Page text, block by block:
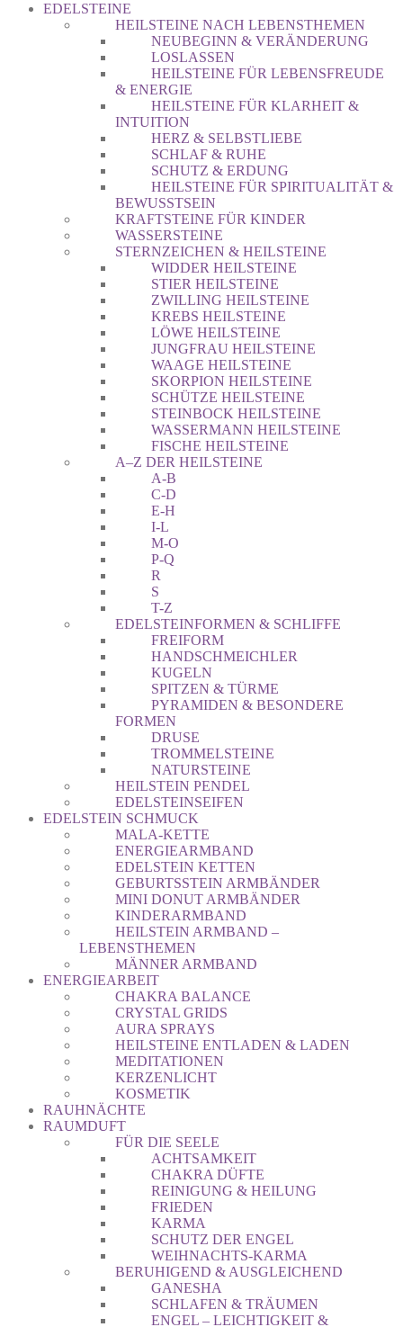
EDELSTEINE
HEILSTEINE NACH LEBENSTHEMEN
NEUBEGINN & VERÄNDERUNG
LOSLASSEN
HEILSTEINE FÜR LEBENSFREUDE
& ENERGIE
HEILSTEINE FÜR KLARHEIT &
INTUITION
HERZ & SELBSTLIEBE
SCHLAF & RUHE
SCHUTZ & ERDUNG
HEILSTEINE FÜR SPIRITUALITÄT &
BEWUSSTSEIN
KRAFTSTEINE FÜR KINDER
WASSERSTEINE
STERNZEICHEN & HEILSTEINE
WIDDER HEILSTEINE
STIER HEILSTEINE
ZWILLING HEILSTEINE
KREBS HEILSTEINE
LÖWE HEILSTEINE
JUNGFRAU HEILSTEINE
WAAGE HEILSTEINE
SKORPION HEILSTEINE
SCHÜTZE HEILSTEINE
STEINBOCK HEILSTEINE
WASSERMANN HEILSTEINE
FISCHE HEILSTEINE
A–Z DER HEILSTEINE
A-B
C-D
E-H
I-L
M-O
P-Q
R
S
T-Z
EDELSTEINFORMEN & SCHLIFFE
FREIFORM
HANDSCHMEICHLER
KUGELN
SPITZEN & TÜRME
PYRAMIDEN & BESONDERE
FORMEN
DRUSE
TROMMELSTEINE
NATURSTEINE
HEILSTEIN PENDEL
EDELSTEINSEIFEN
EDELSTEIN SCHMUCK
MALA-KETTE
ENERGIEARMBAND
EDELSTEIN KETTEN
GEBURTSSTEIN ARMBÄNDER
MINI DONUT ARMBÄNDER
KINDERARMBAND
HEILSTEIN ARMBAND –
LEBENSTHEMEN
MÄNNER ARMBAND
ENERGIEARBEIT
CHAKRA BALANCE
CRYSTAL GRIDS
AURA SPRAYS
HEILSTEINE ENTLADEN & LADEN
MEDITATIONEN
KERZENLICHT
KOSMETIK
RAUHNÄCHTE
RAUMDUFT
FÜR DIE SEELE
ACHTSAMKEIT
CHAKRA DÜFTE
REINIGUNG & HEILUNG
FRIEDEN
KARMA
SCHUTZ DER ENGEL
WEIHNACHTS-KARMA
BERUHIGEND & AUSGLEICHEND
GANESHA
SCHLAFEN & TRÄUMEN
ENGEL – LEICHTIGKEIT &